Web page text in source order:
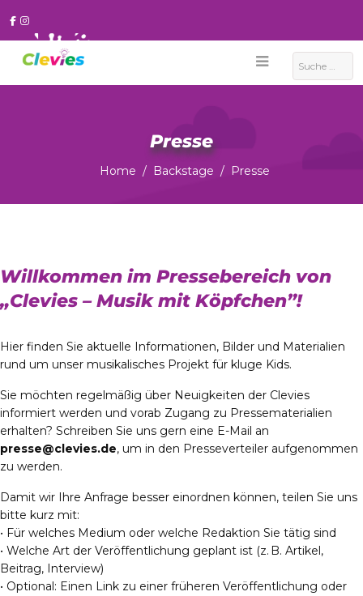
Presse
Home Backstage Presse
Willkommen im Pressebereich von
„Clevies – Musik mit Köpfchen”!
Hier finden Sie aktuelle Informationen, Bilder und Materialien
rund um unser musikalisches Projekt für kluge Kids.
Sie möchten regelmäßig über Neuigkeiten der Clevies
informiert werden und vorab Zugang zu Pressematerialien
erhalten? Schreiben Sie uns gern eine E-Mail an
presse@clevies.de, um in den Presseverteiler aufgenommen
zu werden.
Damit wir Ihre Anfrage besser einordnen können, teilen Sie uns
bitte kurz mit:
• Für welches Medium oder welche Redaktion Sie tätig sind
• Welche Art der Veröffentlichung geplant ist (z. B. Artikel,
Beitrag, Interview)
• Optional: Einen Link zu einer früheren Veröffentlichung oder